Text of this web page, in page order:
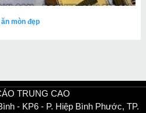
mòn đẹp
TRUNG CAO
- KP6 - P. Hiệp Bình Phước, TP.